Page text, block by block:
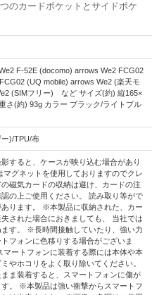
のカードポケットとサイドポケ
F-52E (docomo) arrows We2 FCG02
(UQ mobile) arrows We2 (楽天モ
(SIMフリー) など サイズ(約) 縦165×
さ(約) 93g カラー ブラック/ライトブル
)/TPU/布
すると、ケースが映り込む場合があり
グネットを使用しておりますのでクレ
磁気カードの収納は避け、カードの注
の上ご使用ください。 読み取り等がで
あります。 ※本製品に収納された、カー
失された場合におきましても、 当社では
す。 ※長時間接触していたり、強い力
フォンに色移りする場合がございま
ートフォンに装着する際には本体や本
やホコリをよく取り除いてください。
ま装着すると、スマートフォンに傷が
。 ※本製品は強い衝撃からスマートフ